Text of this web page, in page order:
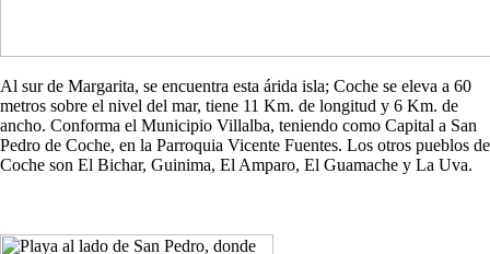
Al sur de Margarita, se encuentra esta árida isla; Coche se eleva a 60
metros sobre el nivel del mar, tiene 11 Km. de longitud y 6 Km. de
ancho. Conforma el Municipio Villalba, teniendo como Capital a San
Pedro de Coche, en la Parroquia Vicente Fuentes. Los otros pueblos de
Coche son El Bichar, Guinima, El Amparo, El Guamache y La Uva.